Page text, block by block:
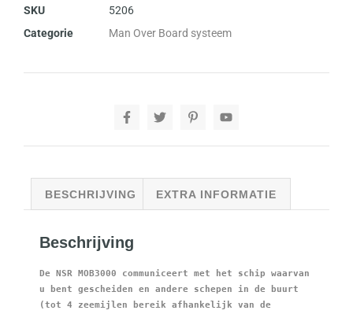
SKU
5206
Categorie
Man Over Board systeem
BESCHRIJVING EXTRA INFORMATIE
Beschrijving
De NSR MOB3000 communiceert met het schip waarvan
u bent gescheiden en andere schepen in de buurt
(tot 4 zeemijlen bereik afhankelijk van de